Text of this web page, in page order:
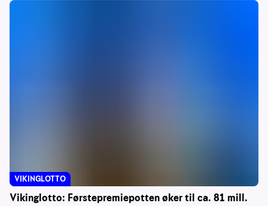
Vikinglotto: Førstepremiepotten øker til ca. 81 mill.
VIKINGLOTTO